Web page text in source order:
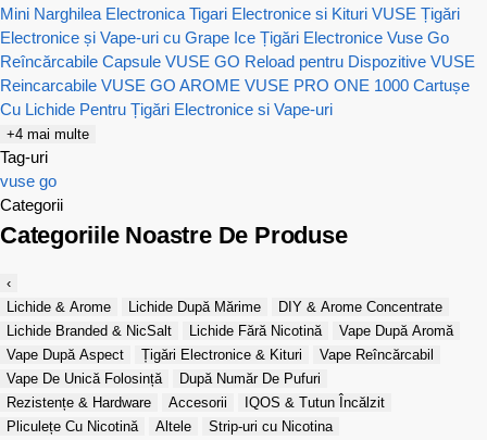
Mini Narghilea Electronica Tigari Electronice si Kituri VUSE Țigări
Electronice și Vape-uri cu Grape Ice Țigări Electronice Vuse Go
Reîncărcabile Capsule VUSE GO Reload pentru Dispozitive VUSE
Reincarcabile VUSE GO AROME VUSE PRO ONE 1000 Cartușe
Cu Lichide Pentru Țigări Electronice si Vape-uri
+4 mai multe
Tag-uri
vuse go
Categorii
Categoriile Noastre De Produse
‹
Lichide & Arome
Lichide După Mărime
DIY & Arome Concentrate
Lichide Branded & NicSalt
Lichide Fără Nicotină
Vape După Aromă
Vape După Aspect
Țigări Electronice & Kituri
Vape Reîncărcabil
Vape De Unică Folosință
După Număr De Pufuri
Rezistențe & Hardware
Accesorii
IQOS & Tutun Încălzit
Pliculețe Cu Nicotină
Altele Strip-uri cu Nicotina